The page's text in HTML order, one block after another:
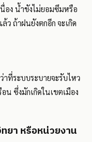
อง น้ำขังไม่ยอมซึมหรือ
ถ้าฝนยังตกอีก จะเกิด
ที่ระบบระบายจะรับไหว
ซึ่งมักเกิดในเขตเมือง
ยา หรือหน่วยงาน